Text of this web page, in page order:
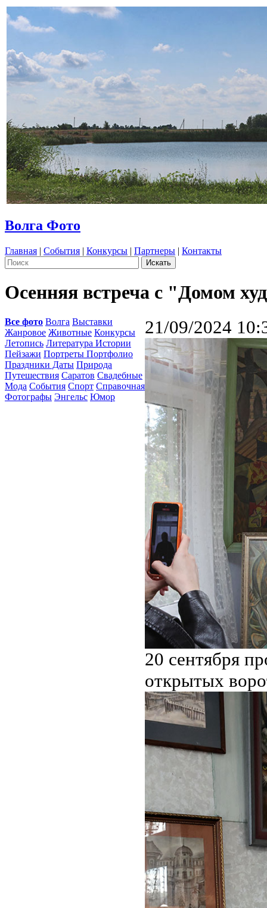
Волга Фото
Главная | События | Конкурсы | Партнеры | Контакты
Осенняя встреча с "Домом
Все фото Волга Выставки
Жанровое Животные Конкурсы
Летопись Литература Истории
Пейзажи Портреты Портфолио
Праздники Даты Природа
Путешествия Саратов Свадебные
Мода События Спорт Справочная
Фотографы Энгельс Юмор
21/09/2024
20 сентября
открытых